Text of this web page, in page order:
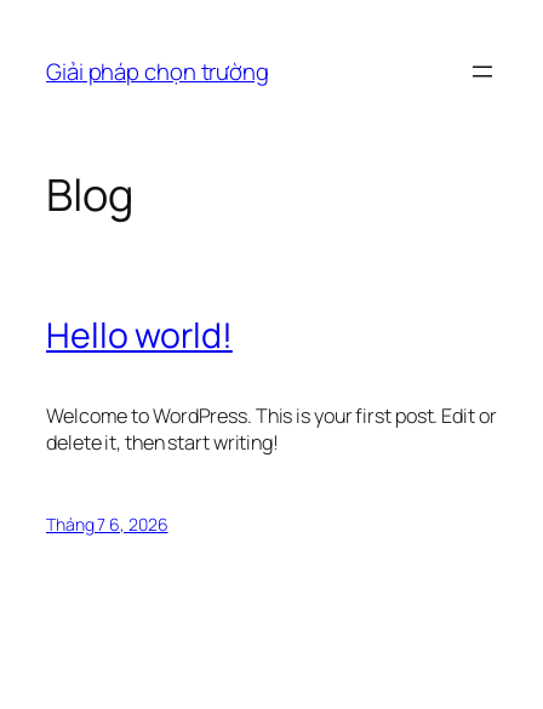
phầnGiải pháp chọn trường
Blog
Hello world!
Welcome to WordPress. This is your first post. Edit or
delete it, then start writing!
Tháng 7 6, 2026